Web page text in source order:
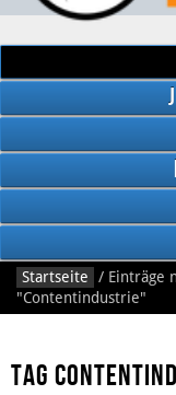
Startseite / Einträge
"Contentindustrie"
Tag